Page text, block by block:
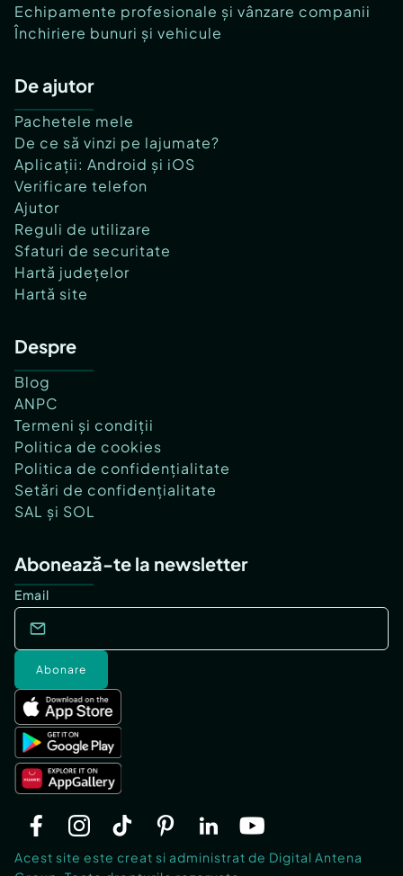
Echipamente profesionale și vânzare companii
Închiriere bunuri și vehicule
De ajutor
Pachetele mele
De ce să vinzi pe lajumate?
Aplicații: Android și iOS
Verificare telefon
Ajutor
Reguli de utilizare
Sfaturi de securitate
Hartă județelor
Hartă site
Despre
Blog
ANPC
Termeni și condiții
Politica de cookies
Politica de confidențialitate
Setări de confidențialitate
SAL și SOL
Abonează-te la newsletter
Email
Abonare
Acest site este creat si administrat de Digital Antena